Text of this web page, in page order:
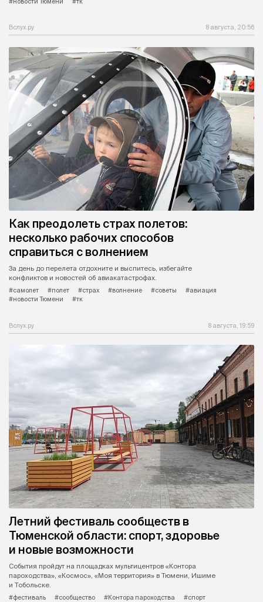
Вслух.ру 8 августа, 20:56
Как преодолеть страх полетов:
несколько рабочих способов
справиться с волнением
За день до перелета отдохните и выспитесь, избегайте
конфликтов и новостей об авиакатастрофах.
#самолет
#полет #страх #волнение #советы
#авиация
#новости Тюмени
#тк
Вслух.ру 8 августа, 19:59
Летний фестиваль сообществ в
Тюменской области: спорт, здоровье
и новые возможности
События пройдут на площадках мультицентров «Контора
пароходства», «Космос», «Моя территория» в Тюмени, Ишиме
и Тобольске.
#фестиваль
#сообщество #Контора пароходства
#спорт